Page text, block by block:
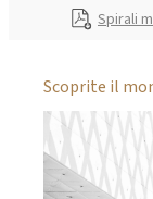
Spirali
Scoprite il